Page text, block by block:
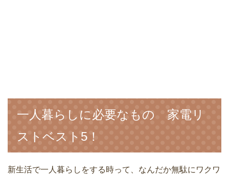
一人暮らしに必要なもの 家電リ
ストベスト5！
新生活で一人暮らしをする時って、なんだか無駄にワクワ